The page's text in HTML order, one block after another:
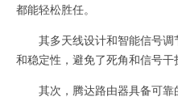
都能轻松胜任。
其多天线设计和智能信号调
和稳定性，避免了死角和信号干
其次，腾达路由器具备可靠